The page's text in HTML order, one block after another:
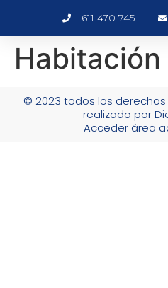
611 470 745
Habitación
© 2023 todos los
realizado por
Acceder área